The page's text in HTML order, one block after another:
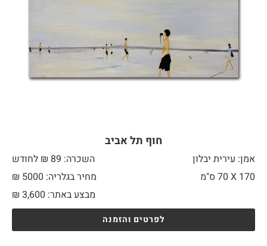
חוף תל אביב
אמן: עירית יבלון
השכרה: 89 ₪ לחודש
170 X
מחיר בגלריה: 5000 ₪
מבצע באתר:
₪ 3,600
לפרטים והזמנה